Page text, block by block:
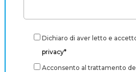
Dichiaro di aver letto e
privacy*
Acconsento al trattamento